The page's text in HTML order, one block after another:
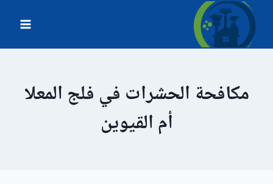
التجاوز
المحتوى
مكافحة الحشرات في فلج المعلا
أم القيوين